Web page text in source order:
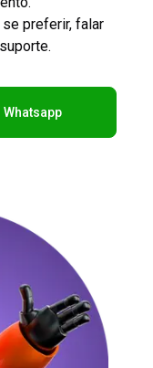
preferir, falar
Whatsapp